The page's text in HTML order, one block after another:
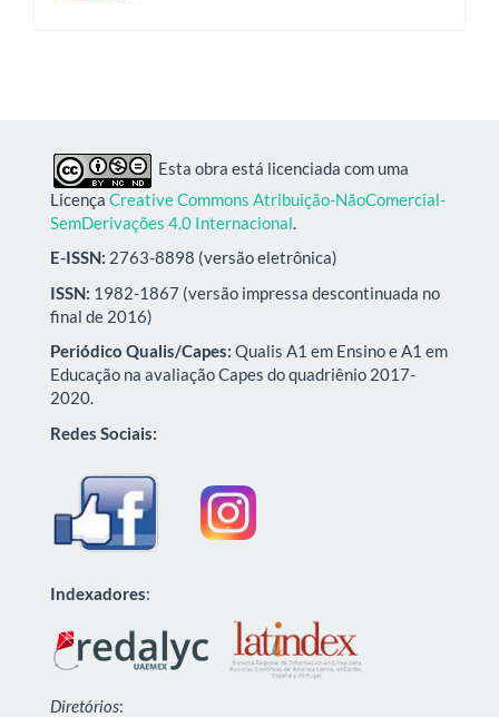
Esta obra está licenciada com uma
Licença Creative Commons Atribuição-NãoComercial-
SemDerivações 4.0 Internacional
E-ISSN: 2763-8898 (versão eletrônica)
ISSN: 1982-1867 (versão impressa descontinuada no
final de 2016)
Periódico Qualis/Capes: Qualis A1 em Ensino e A1 em
Educação na avaliação Capes do quadriênio 2017-
2020.
Redes Sociais:
Indexadores:
Diretórios: